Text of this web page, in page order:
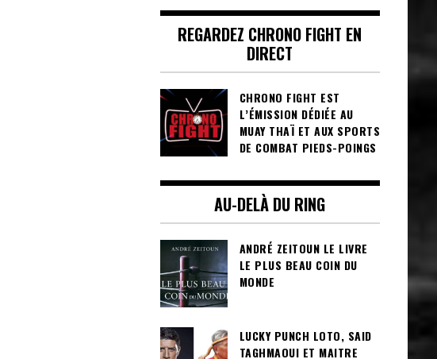
REGARDEZ CHRONO FIGHT EN
DIRECT
CHRONO FIGHT EST
L’ÉMISSION DÉDIÉE AU
MUAY THAÏ ET AUX SPORTS
DE COMBAT PIEDS-POINGS
AU-DELÀ DU RING
ANDRÉ ZEITOUN LE LIVRE
LE PLUS BEAU COIN DU
MONDE
LUCKY PUNCH LOTO, SAID
TAGHMAOUI ET MAITRE